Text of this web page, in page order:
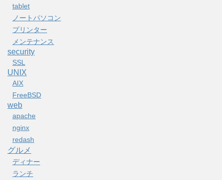
tablet
ノートパソコン
プリンター
メンテナンス
security
SSL
UNIX
AIX
FreeBSD
web
apache
nginx
redash
グルメ
ディナー
ランチ